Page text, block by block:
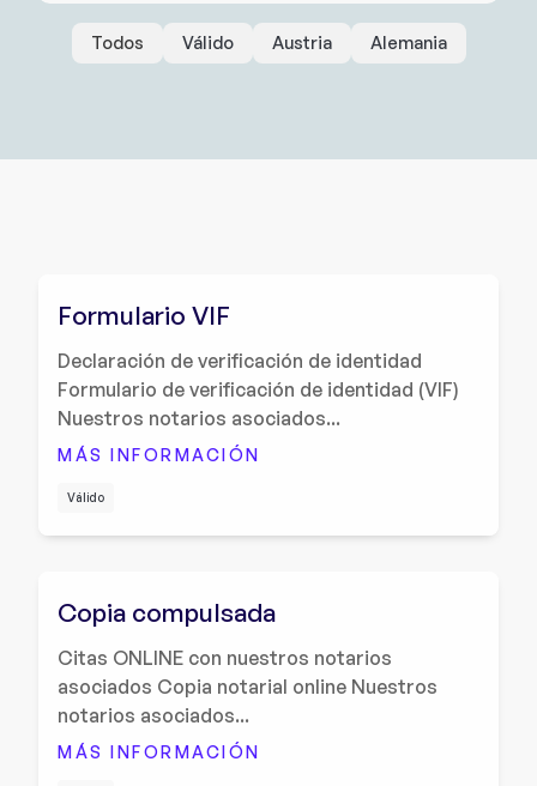
Todos Válido Austria Alemania
Válido
Formulario VIF
Declaración de verificación de identidad
Formulario de verificación de identidad (VIF)
Nuestros notarios asociados...
MÁS INFORMACIÓN
Copia compulsada
Citas ONLINE con nuestros notarios
asociados Copia notarial online Nuestros
notarios asociados...
MÁS INFORMACIÓN